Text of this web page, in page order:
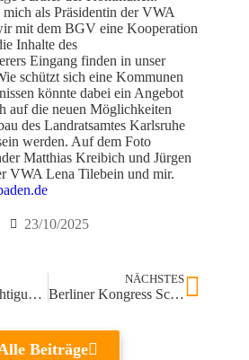
als Präsidentin der VWA
mit dem BGV eine Kooperation
Inhalte des
Eingang finden in unser
schützt sich eine Kommunen
könnte dabei ein Angebot
auf die neuen Möglichkeiten
des Landratsamtes Karlsruhe
werden. Auf dem Foto
Matthias Kreibich und Jürgen
VWA Lena Tilebein und mir.
23/10/2025
Baustellenbesichtigung für die künftige VWA Karlsruhe
NÄCHSTES
Berliner Kongress Schlanker Staat
Beiträge